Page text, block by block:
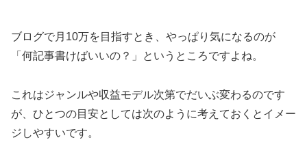
ブログで月10万を目指すとき、やっぱり気になるのが
「何記事書けばいいの？」というところですよね。
これはジャンルや収益モデル次第でだいぶ変わるのです
が、ひとつの目安としては次のように考えておくとイメー
ジしやすいです。